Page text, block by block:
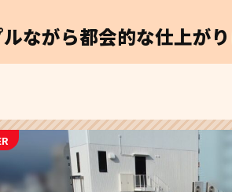
ながら都会的な仕上が